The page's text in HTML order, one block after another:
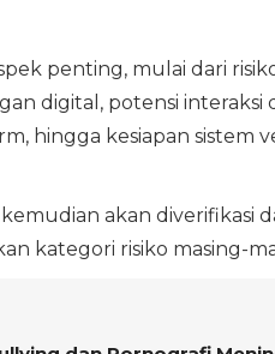
penting, mulai dari
digital, potensi interaksi
hingga kesiapan sistem
akan diverifikasi
kategori risiko masing-